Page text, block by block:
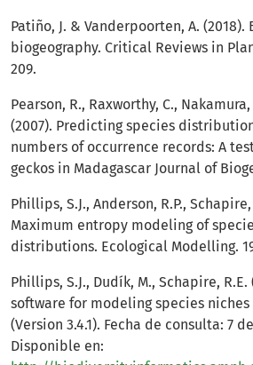
Patiño, J. & Vanderpoorten, A. (2018).
biogeography. Critical Reviews in
209.
Pearson, R., Raxworthy, C.,
(2007). Predicting species
numbers of occurrence records: A
geckos in Madagascar Journal of
Phillips, S.J., Anderson, R.P., Schapire,
Maximum entropy modeling of
distributions. Ecological Modelling.
Phillips, S.J., Dudík, M., Schapire, R.E.
software for modeling species
(Version 3.4.1). Fecha de consulta: 7
Disponible en: